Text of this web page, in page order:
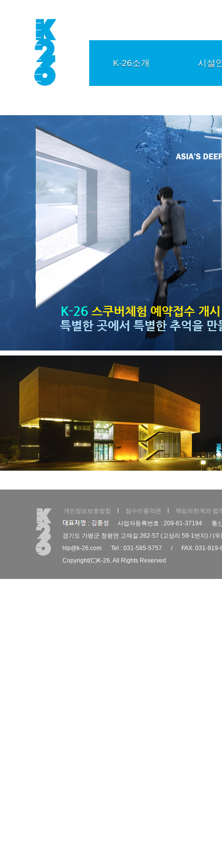
K-26소개 시설
개인정보보호방침 잠수이용약관
책임의한계와 법
사업자등록번호 : 209-81-37194
통
경기도 가평군 청평면 고재길 262-57 (고성리 59-1번지) / (
hlp@k-26.com
Tel : 031-585-5757 /
FAX. 031-919-
Copyright(C)K-26, All Rights Reserved